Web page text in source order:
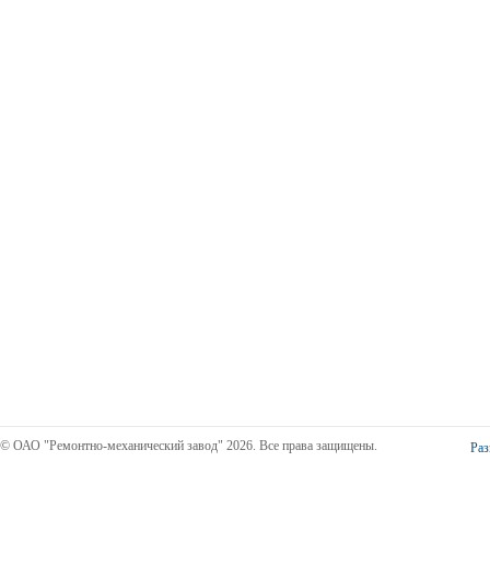
© ОАО "Ремонтно-механический завод" 2026. Все права защищены.